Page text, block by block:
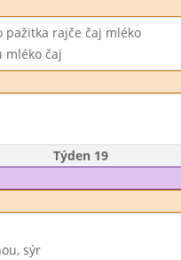
rajče čaj mléko
mléko čaj
Týden 19
sýr